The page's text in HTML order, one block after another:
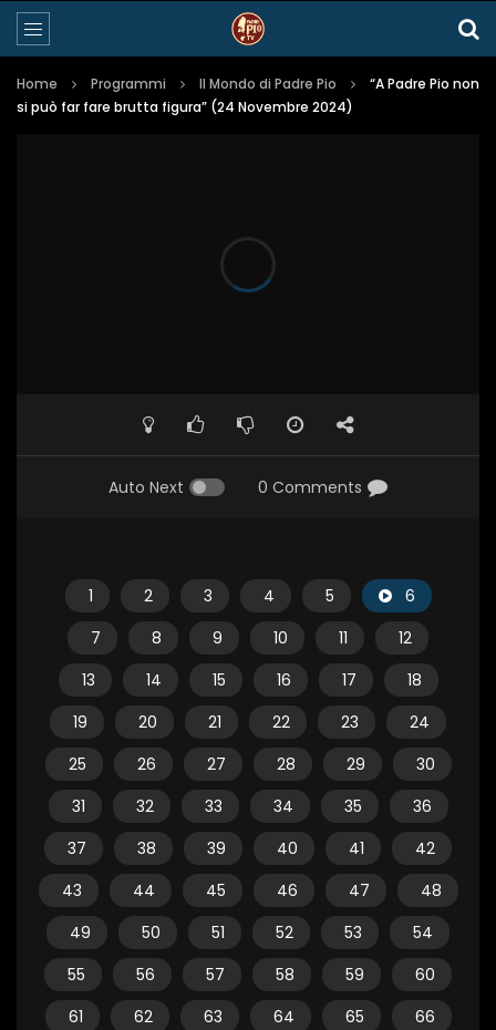
Home Programmi Il Mondo di Padre Pio
“A Padre Pio non
si può far fare brutta figura” (24 Novembre 2024)
Auto Next 0 Comments
1 2 3 4 5
6
7
8 9 10 11
12
13
14 15 16 17
18
19
20 21 22 23
24
25
26 27 28 29
30
31
32 33 34 35
36
37
38 39 40 41
42
43
44 45 46 47
48
49
50 51 52 53
54
55
56 57 58 59
60
61
62 63 64 65
66